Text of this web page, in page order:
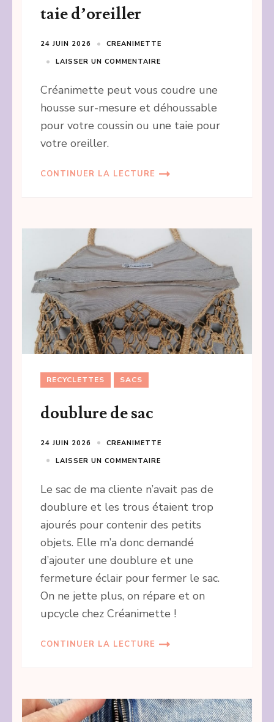
taie d’oreiller
24 JUIN 2026
CREANIMETTE
LAISSER UN COMMENTAIRE
Créanimette peut vous coudre une
housse sur-mesure et déhoussable
pour votre coussin ou une taie pour
votre oreiller.
CONTINUER LA LECTURE
RECYCLETTES SACS
doublure de sac
24 JUIN 2026
CREANIMETTE
LAISSER UN COMMENTAIRE
Le sac de ma cliente n’avait pas de
doublure et les trous étaient trop
ajourés pour contenir des petits
objets. Elle m’a donc demandé
d’ajouter une doublure et une
fermeture éclair pour fermer le sac.
On ne jette plus, on répare et on
upcycle chez Créanimette !
CONTINUER LA LECTURE